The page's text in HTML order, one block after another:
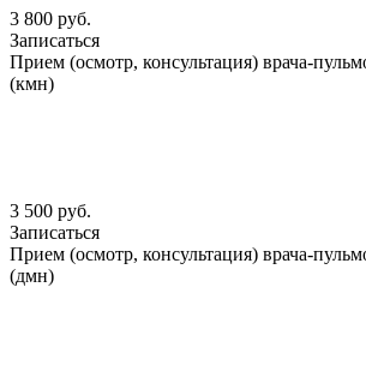
3 800 руб.
Записаться
Прием (осмотр, консультация) врача-
(кмн)
3 500 руб.
Записаться
Прием (осмотр, консультация) врача-
(дмн)